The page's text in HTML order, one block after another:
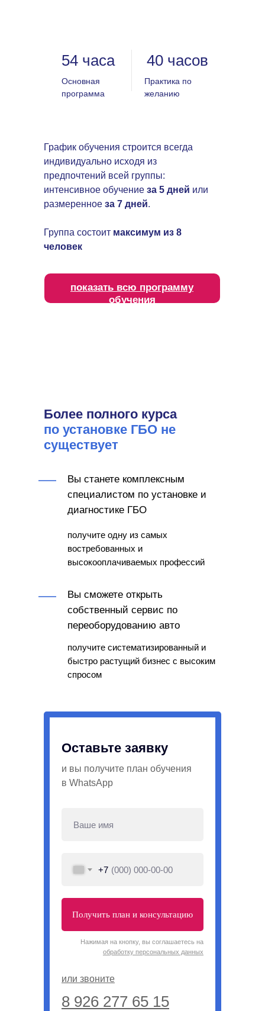
54 часа
Основная
программа
График обучения строится всегда
индивидуально исходя из
предпочтений всей группы:
интенсивное обучение за 5 дней или
размеренное за 7 дней.
Группа состоит максимум из 8
человек
40 часов
Практика по
желанию
показать всю программу
обучения
Более полного курса
по установке ГБО не
существует
Вы станете комплексным
специалистом по установке и
диагностике ГБО
Вы сможете открыть
собственный сервис по
переоборудованию авто
получите одну из самых
востребованных и
высокооплачиваемых профессий
получите систематизированный и
быстро растущий бизнес с высоким
спросом
+7
Получить план и консультацию
Оставьте заявку
и вы получите план обучения
в WhatsApp
Нажимая на кнопку, вы соглашаетесь на
обработку персональных данных
или звоните
8 926 277 65 15